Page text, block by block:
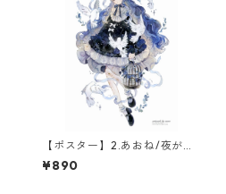
【ポスター】2.あおね/夜が明
けるまで
¥890